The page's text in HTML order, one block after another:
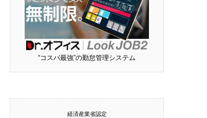
“コスパ最強”の勤怠管理システム
経済産業省認定